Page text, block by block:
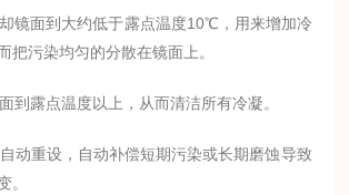
镜面到大约低于露点温度10℃，用来增加冷
把污染均匀的分散在镜面上。
到露点温度以上，从而清洁所有冷凝。
动重设，自动补偿短期污染或长期磨蚀导致
。